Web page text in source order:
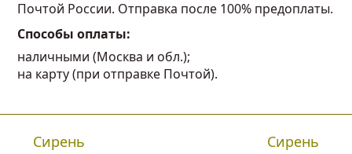
Почтой России. Отправка после 100% предоплаты.
Способы оплаты:
наличными (Москва и обл.);
на карту (при отправке Почтой).
Сирень
Сирень